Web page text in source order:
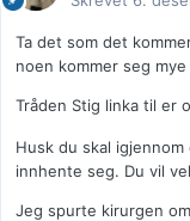
Ta det som det
noen kommer seg
Tråden Stig linka til er
Husk du skal
innhente seg. Du vil
Jeg spurte kirurgen